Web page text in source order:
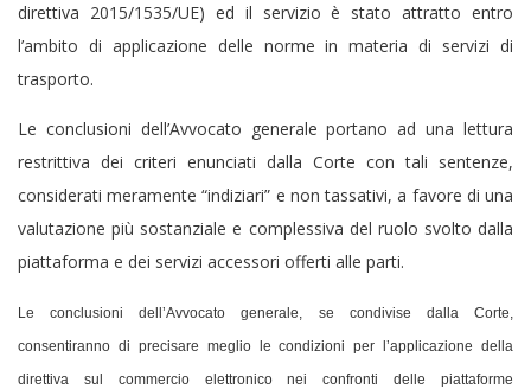
direttiva 2015/1535/UE) ed il servizio è stato attratto entro
l’ambito di applicazione delle norme in materia di servizi di
trasporto.
Le conclusioni dell’Avvocato generale portano ad una lettura
restrittiva dei criteri enunciati dalla Corte con tali sentenze,
considerati meramente “indiziari” e non tassativi, a favore di una
valutazione più sostanziale e complessiva del ruolo svolto dalla
piattaforma e dei servizi accessori offerti alle parti.
Le conclusioni dell’Avvocato generale, se condivise dalla Corte,
consentiranno di precisare meglio le condizioni per l’applicazione della
direttiva sul commercio elettronico nei confronti delle piattaforme